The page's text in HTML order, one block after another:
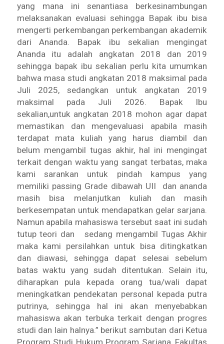
yang mana ini senantiasa berkesinambungan
melaksanakan evaluasi sehingga Bapak ibu bisa
mengerti perkembangan perkembangan akademik
dari Ananda. Bapak ibu sekalian mengingat
Ananda itu adalah angkatan 2018 dan 2019
sehingga bapak ibu sekalian perlu kita umumkan
bahwa masa studi angkatan 2018 maksimal pada
Juli 2025, sedangkan untuk angkatan 2019
maksimal pada Juli 2026. Bapak Ibu
sekalian,untuk angkatan 2018 mohon agar dapat
memastikan dan mengevaluasi apabila masih
terdapat mata kuliah yang harus diambil dan
belum mengambil tugas akhir, hal ini mengingat
terkait dengan waktu yang sangat terbatas, maka
kami sarankan untuk pindah kampus yang
memiliki passing Grade dibawah UII dan ananda
masih bisa melanjutkan kuliah dan masih
berkesempatan untuk mendapatkan gelar sarjana.
Namun apabila mahasiswa tersebut saat ini sudah
tutup teori dan sedang mengambil Tugas Akhir
maka kami persilahkan untuk bisa ditingkatkan
dan diawasi, sehingga dapat selesai sebelum
batas waktu yang sudah ditentukan. Selain itu,
diharapkan pula kepada orang tua/wali dapat
meningkatkan pendekatan personal kepada putra
putrinya, sehingga hal ini akan menyebabkan
mahasiswa akan terbuka terkait dengan progres
studi dan lain halnya.” berikut sambutan dari Ketua
Program Studi Hukum Program Sarjana, Fakultas